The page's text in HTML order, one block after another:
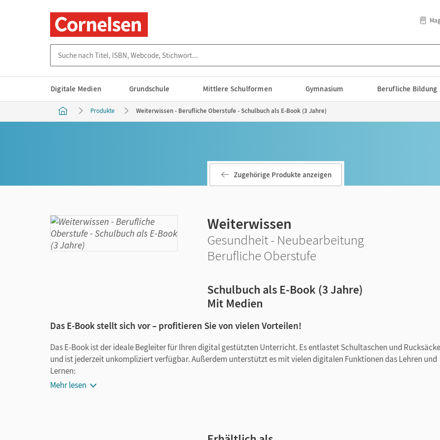
Digitale Medien Grundschule Mittlere Schulformen Gymnasium Berufliche Bildung
Produkte Weiterwissen - Berufliche Oberstufe - Schulbuch als E-Book (3 Jahre)
Zugehörige Produkte anzeigen
Weiterwissen
Gesundheit - Neubearbeitung
Berufliche Oberstufe
Schulbuch als E-Book (3 Jahre)
Mit Medien
Das E-Book stellt sich vor – profitieren Sie von vielen Vorteilen!
Das E-Book ist der ideale Begleiter für Ihren digital gestützten Unterricht. Es entlastet Schultaschen und Rucksäcke
und ist jederzeit unkompliziert verfügbar. Außerdem unterstützt es mit vielen digitalen Funktionen das Lehren und
Lernen:
Mehr lesen